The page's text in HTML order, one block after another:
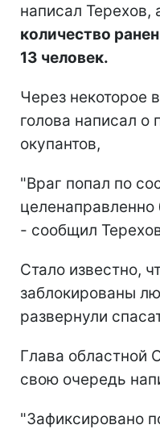
написал Терехов,
количество
13 человек.
Через некоторое
голова написал о
окупантов,
"Враг попал по
- сообщил
Стало известно,
заблокированы
развернули
Глава областной
свою очередь
"Зафиксировано